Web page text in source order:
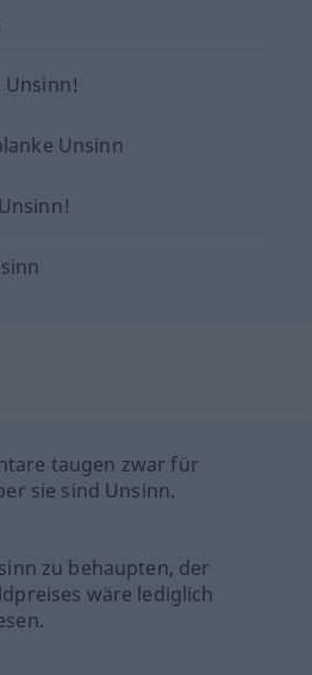
Unsinn!
Unsinn
taugen zwar für
sie sind Unsinn.
zu behaupten, der
wäre lediglich